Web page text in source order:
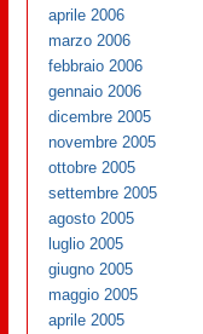
aprile 2006
marzo 2006
febbraio 2006
gennaio 2006
dicembre 2005
novembre 2005
ottobre 2005
settembre 2005
agosto 2005
luglio 2005
giugno 2005
maggio 2005
aprile 2005